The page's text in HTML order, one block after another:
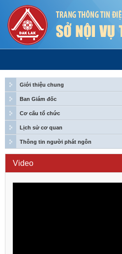
Giới thiệu chung
Ban Giám đốc
Cơ cấu tổ chức
Lịch sử cơ quan
Thông tin người phát ngôn
Video